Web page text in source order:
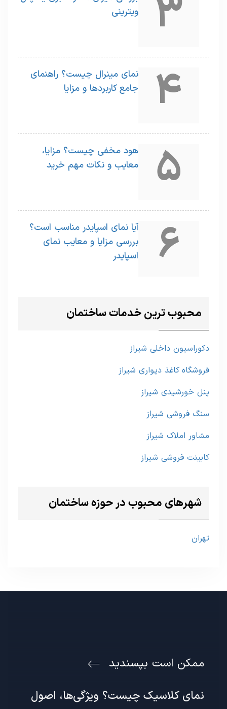
3
ویترینی
4
نمای مینرال چیست؟ راهنمای
جامع کاربردها و مزایا
5
هود مخفی چیست؟ مزایا،
معایب و نکات مهم خرید
6
آیا نمای اسپایدر مناسب است؟
بررسی مزایا و معایب نمای
اسپایدر
محبوب ترین خدمات ساختمان
دکوراسیون داخلی شیراز
فروشگاه کاغذ دیواری شیراز
پنل خورشیدی شیراز
سنگ فروشی شیراز
مشاور املاک شیراز
کابینت فروشی شیراز
شهرهای محبوب در حوزه ساختمان
تهران
ممکن است بپسندید
نمای کلاسیک چیست؟ ویژگی‌ها، اصول